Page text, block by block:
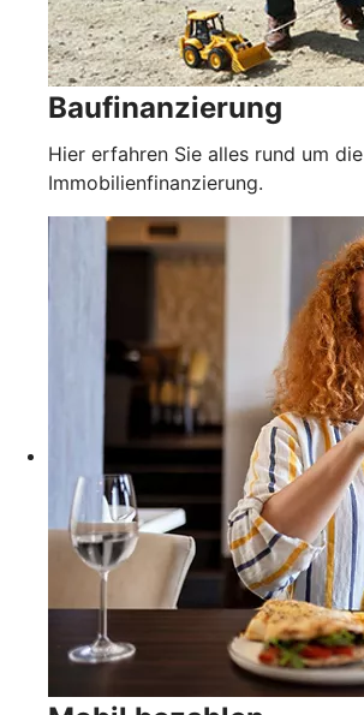
Baufinanzierung
Hier erfahren Sie alles rund um die
Immobilienfinanzierung.